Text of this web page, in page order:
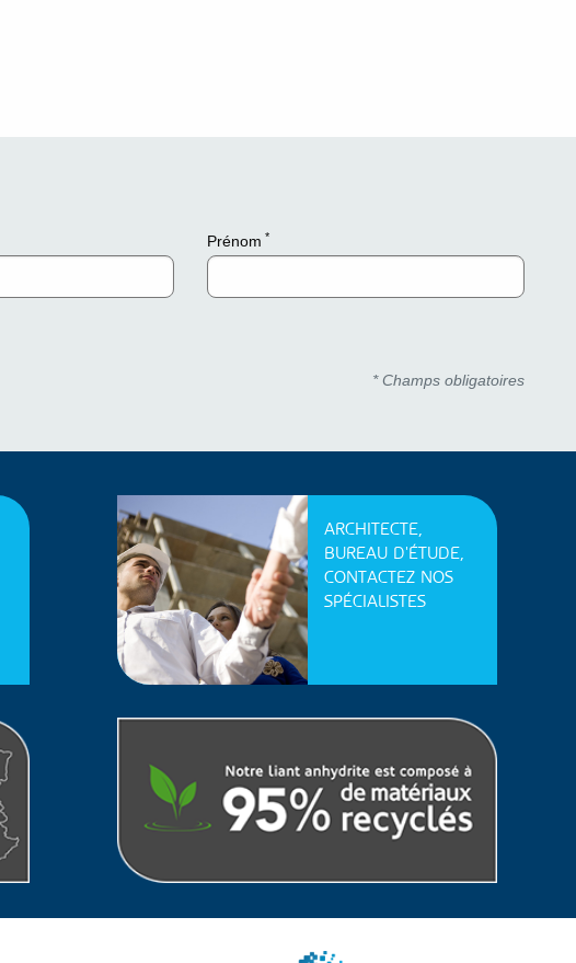
Prénom *
* Champs obligatoires
ARCHITECTE,
BUREAU D'ÉTUDE,
CONTACTEZ NOS
SPÉCIALISTES